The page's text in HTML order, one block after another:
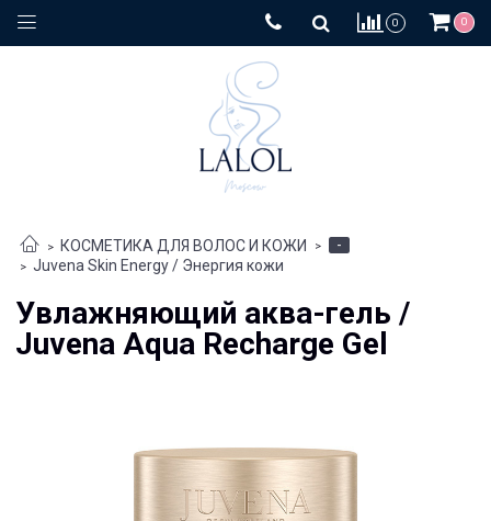
0 0
КОСМЕТИКА ДЛЯ ВОЛОС И КОЖИ
-
Juvena Skin Energy / Энергия кожи
Увлажняющий аква-гель /
Juvena Aqua Recharge Gel